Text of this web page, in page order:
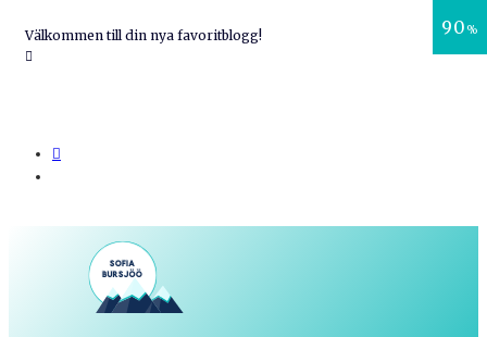
Välkommen till din nya favoritblogg! 90%